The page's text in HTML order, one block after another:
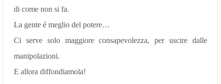
di come non si fa.
La gente é meglio del potere…
Ci serve solo maggiore consapevolezza, per uscire dalle
manipolazioni.
E allora diffondiamola!